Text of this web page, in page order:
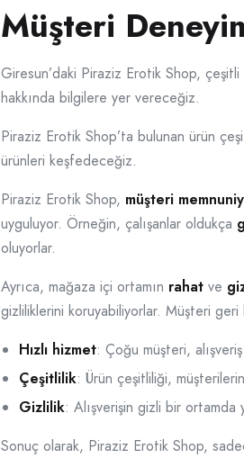
Müşteri
Giresun’daki Piraziz Erotik Shop,
hakkında bilgilere yer vereceğiz.
Piraziz Erotik Shop’ta bulunan ürün
ürünleri keşfedeceğiz.
Piraziz Erotik Shop, müşteri
uyguluyor. Örneğin, çalışanlar oldukça
oluyorlar.
Ayrıca, mağaza içi ortamın rahat ve
gizliliklerini koruyabiliyorlar. Müşteri
Hızlı hizmet: Çoğu müşteri,
Çeşitlilik: Ürün çeşitliliği,
Gizlilik: Alışverişin gizli bir ortamda
Sonuç olarak, Piraziz Erotik Shop,